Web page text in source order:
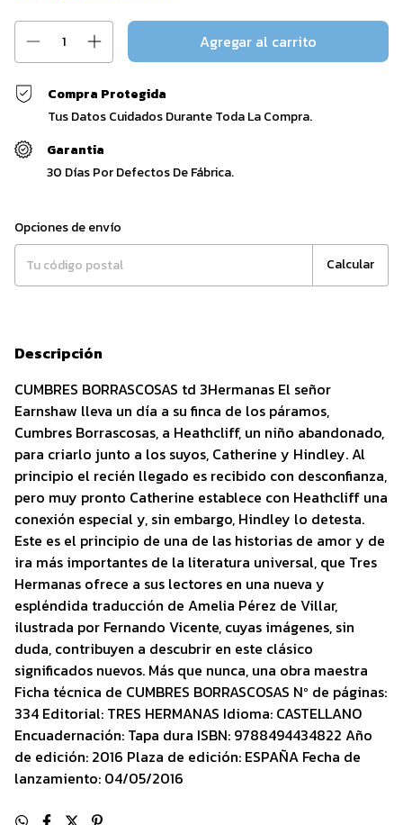
Compra Protegida
Tus Datos Cuidados Durante Toda La Compra.
Garantia
30 Días Por Defectos De Fábrica.
Entregas para el CP:
Opciones de envío
Calcular
Descripción
CUMBRES BORRASCOSAS td 3Hermanas El señor
Earnshaw lleva un día a su finca de los páramos,
Cumbres Borrascosas, a Heathcliff, un niño abandonado,
para criarlo junto a los suyos, Catherine y Hindley. Al
principio el recién llegado es recibido con desconfianza,
pero muy pronto Catherine establece con Heathcliff una
conexión especial y, sin embargo, Hindley lo detesta.
Este es el principio de una de las historias de amor y de
ira más importantes de la literatura universal, que Tres
Hermanas ofrece a sus lectores en una nueva y
espléndida traducción de Amelia Pérez de Villar,
ilustrada por Fernando Vicente, cuyas imágenes, sin
duda, contribuyen a descubrir en este clásico
significados nuevos. Más que nunca, una obra maestra
Ficha técnica de CUMBRES BORRASCOSAS Nº de páginas:
334 Editorial: TRES HERMANAS Idioma: CASTELLANO
Encuadernación: Tapa dura ISBN: 9788494434822 Año
de edición: 2016 Plaza de edición: ESPAÑA Fecha de
lanzamiento: 04/05/2016